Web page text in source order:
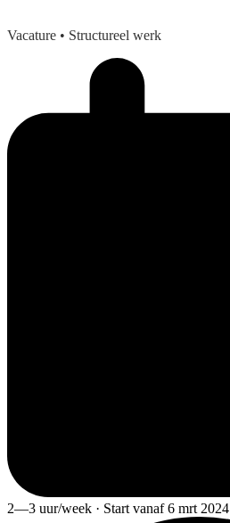
Vacature • Structureel werk
2—3 uur/week · Start vanaf 6 mrt 2024